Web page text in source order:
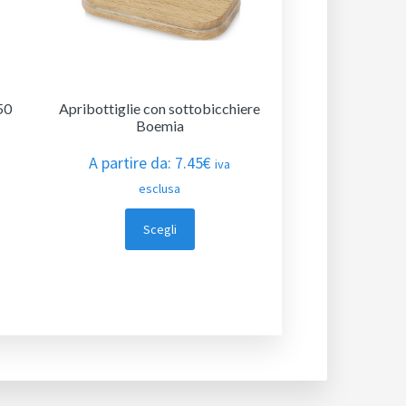
Apribottiglie con sottobicchiere
Boemia
A partire da: 7.45€ iva
esclusa
Scegli